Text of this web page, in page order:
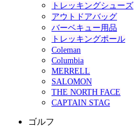
トレッキングシューズ
アウトドアバッグ
バーベキュー用品
トレッキングポール
Coleman
Columbia
MERRELL
SALOMON
THE NORTH FACE
CAPTAIN STAG
ゴルフ